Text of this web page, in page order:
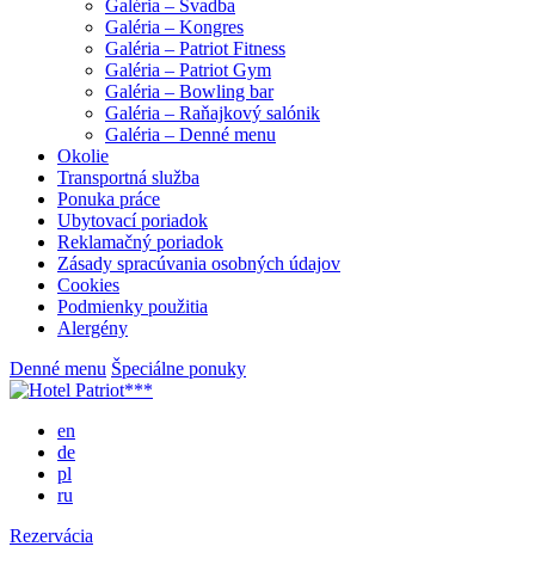
Galéria – Svadba
Galéria – Kongres
Galéria – Patriot Fitness
Galéria – Patriot Gym
Galéria – Bowling bar
Galéria – Raňajkový salónik
Galéria – Denné menu
Okolie
Transportná služba
Ponuka práce
Ubytovací poriadok
Reklamačný poriadok
Zásady spracúvania osobných údajov
Cookies
Podmienky použitia
Alergény
Denné menu Špeciálne ponuky
en
de
pl
ru
Rezervácia